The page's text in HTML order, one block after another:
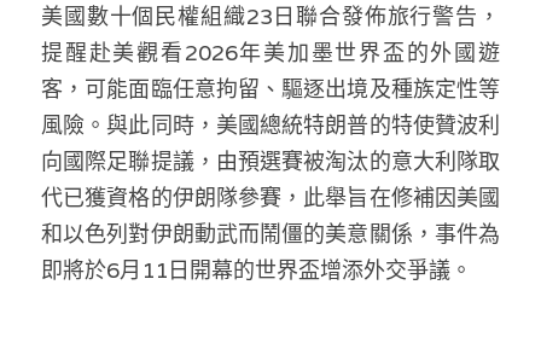
KOL 精選
大衛sir專欄
曾子晴 - 晴深直說
龔靜儀大律師專欄
陳貴春大律師專欄
美國數十個民權組織23日聯合發佈旅行警告，
提醒赴美觀看2026年美加墨世界盃的外國遊
客，可能面臨任意拘留、驅逐出境及種族定性等
風險。與此同時，美國總統特朗普的特使贊波利
向國際足聯提議，由預選賽被淘汰的意大利隊取
代已獲資格的伊朗隊參賽，此舉旨在修補因美國
和以色列對伊朗動武而鬧僵的美意關係，事件為
即將於6月11日開幕的世界盃增添外交爭議。